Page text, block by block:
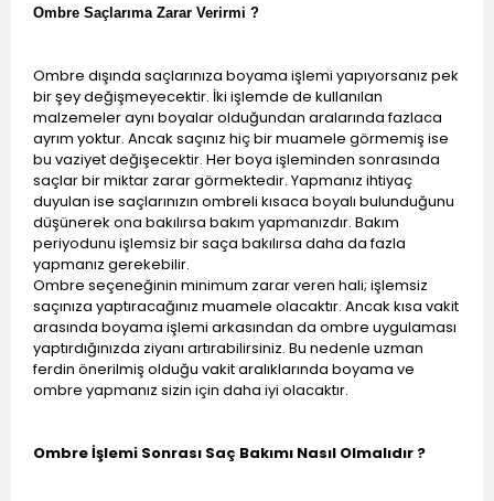
Ombre Saçlarıma Zarar Verirmi ?
Ombre dışında saçlarınıza boyama işlemi yapıyorsanız pek
bir şey değişmeyecektir. İki işlemde de kullanılan
malzemeler aynı boyalar olduğundan aralarında fazlaca
ayrım yoktur. Ancak saçınız hiç bir muamele görmemiş ise
bu vaziyet değişecektir. Her boya işleminden sonrasında
saçlar bir miktar zarar görmektedir. Yapmanız ihtiyaç
duyulan ise saçlarınızın ombreli kısaca boyalı bulunduğunu
düşünerek ona bakılırsa bakım yapmanızdır. Bakım
periyodunu işlemsiz bir saça bakılırsa daha da fazla
yapmanız gerekebilir.
Ombre seçeneğinin minimum zarar veren hali; işlemsiz
saçınıza yaptıracağınız muamele olacaktır. Ancak kısa vakit
arasında boyama işlemi arkasından da ombre uygulaması
yaptırdığınızda ziyanı artırabilirsiniz. Bu nedenle uzman
ferdin önerilmiş olduğu vakit aralıklarında boyama ve
ombre yapmanız sizin için daha iyi olacaktır.
Ombre İşlemi Sonrası Saç Bakımı Nasıl Olmalıdır ?